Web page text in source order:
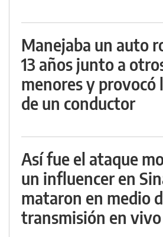
Manejaba un auto
13 años junto a
menores y provocó
de un conductor
Así fue el ataque
un influencer en
mataron en medio
transmisión en vivo